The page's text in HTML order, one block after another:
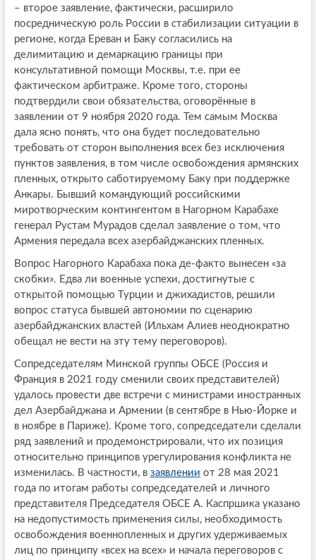
– второе заявление, фактически, расширило
посредническую роль России в стабилизации ситуации в
регионе, когда Ереван и Баку согласились на
делимитацию и демаркацию границы при
консультативной помощи Москвы, т.е. при ее
фактическом арбитраже. Кроме того, стороны
подтвердили свои обязательства, оговорённые в
заявлении от 9 ноября 2020 года. Тем самым Москва
дала ясно понять, что она будет последовательно
требовать от сторон выполнения всех без исключения
пунктов заявления, в том числе освобождения армянских
пленных, открыто саботируемому Баку при поддержке
Анкары. Бывший командующий российскими
миротворческим контингентом в Нагорном Карабахе
генерал Рустам Мурадов сделал заявление о том, что
Армения передала всех азербайджанских пленных.
Вопрос Нагорного Карабаха пока де-факто вынесен «за
скобки». Едва ли военные успехи, достигнутые с
открытой помощью Турции и джихадистов, решили
вопрос статуса бывшей автономии по сценарию
азербайджанских властей (Ильхам Алиев неоднократно
обещал не вести на эту тему переговоров).
Сопредседателям Минской группы ОБСЕ (Россия и
Франция в 2021 году сменили своих представителей)
удалось провести две встречи с министрами иностранных
дел Азербайджана и Армении (в сентябре в Нью-Йорке и
в ноябре в Париже). Кроме того, сопредседатели сделали
ряд заявлений и продемонстрировали, что их позиция
относительно принципов урегулирования конфликта не
изменилась. В частности, в заявлении от 28 мая 2021
года по итогам работы сопредседателей и личного
представителя Председателя ОБСЕ А. Каспршика указано
на недопустимость применения силы, необходимость
освобождения военнопленных и других удерживаемых
лиц по принципу «всех на всех» и начала переговоров с